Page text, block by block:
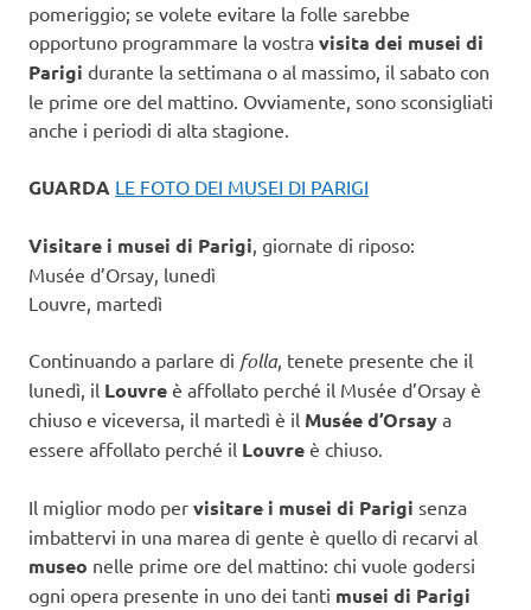
pomeriggio; se volete evitare la folle sarebbe
opportuno programmare la vostra visita dei musei di
Parigi durante la settimana o al massimo, il sabato con
le prime ore del mattino. Ovviamente, sono sconsigliati
anche i periodi di alta stagione.
GUARDA LE FOTO DEI MUSEI DI PARIGI
Visitare i musei di Parigi, giornate di riposo:
Musée d’Orsay, lunedì
Louvre, martedì
Continuando a parlare di folla, tenete presente che il
lunedì, il Louvre è affollato perché il Musée d’Orsay è
chiuso e viceversa, il martedì è il Musée d’Orsay a
essere affollato perché il Louvre è chiuso.
Il miglior modo per visitare i musei di Parigi senza
imbattervi in una marea di gente è quello di recarvi al
museo nelle prime ore del mattino: chi vuole godersi
ogni opera presente in uno dei tanti musei di Parigi